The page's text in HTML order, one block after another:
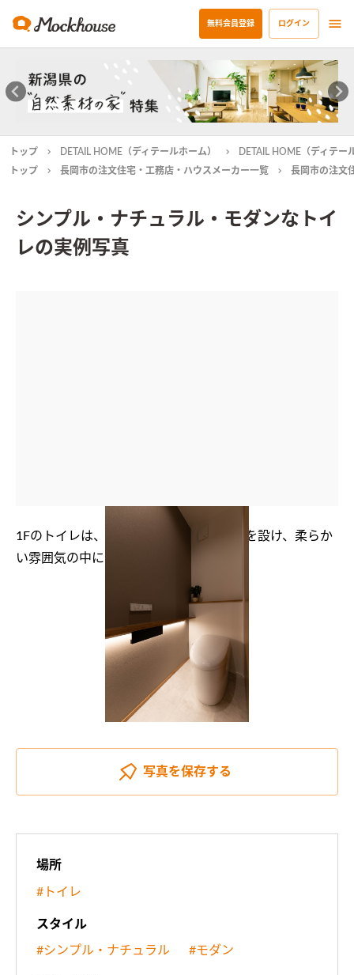
無料会員登録 ログイン
トップ DETAIL HOME（ディテールホーム）
DETAIL HOME（ディテ
トップ
長岡市の注文住宅・工務店・ハウスメーカー一覧 長岡市の注文
シンプル・ナチュラル・モダンなトイ
レの実例写真
1Fのトイレは、カウンター下に間接照明を設け、柔らか
い雰囲気の中に高級感を取り入れた
写真を保存する
場所
#トイレ
スタイル
#シンプル・ナチュラル #モダン